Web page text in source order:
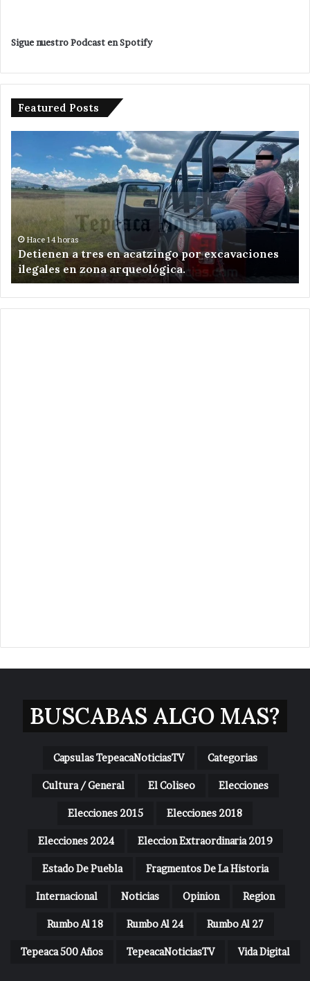
Sigue nuestro Podcast en Spotify
Featured Posts
a tres en acatzingo por excavaciones
zona arqueológica.
Ampliará
edil
de
Tepeaca
red
eléctrica
en
Nicolás
.
Ampliará
BUSCABAS ALGO MAS?
Capsulas TepeacaNoticiasTV Categorias
Cultura / General El Coliseo Elecciones
Elecciones 2015 Elecciones 2018
Elecciones 2024 Eleccion Extraordinaria 2019
Estado De Puebla Fragmentos De La Historia
Internacional Noticias Opinion Region
Rumbo Al 18 Rumbo Al 24 Rumbo Al 27
Tepeaca 500 Años TepeacaNoticiasTV Vida Digital